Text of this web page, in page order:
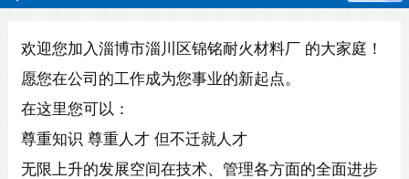
欢迎您加入淄博市淄川区锦铭耐火材料厂 的大家庭！
愿您在公司的工作成为您事业的新起点。
在这里您可以：
尊重知识 尊重人才 但不迁就人才
无限上升的发展空间在技术、管理各方面的全面进步